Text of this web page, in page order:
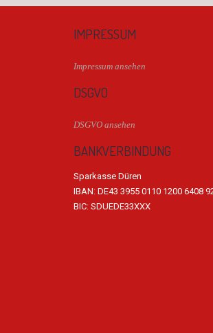
IMPRESSUM
Impressum ansehen
DSGVO
DSGVO ansehen
BANKVERBINDUNG
Sparkasse Düren
IBAN: DE43 3955 0110 1200 6408
BIC: SDUEDE33XXX